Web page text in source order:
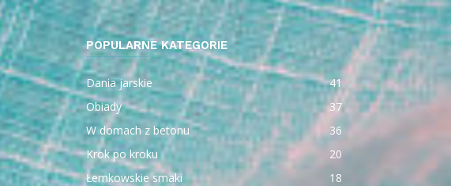
POPULARNE KATEGORIE
Dania jarskie
41
Obiady
37
W domach z betonu
36
Krok po kroku
20
Łemkowskie smaki
18